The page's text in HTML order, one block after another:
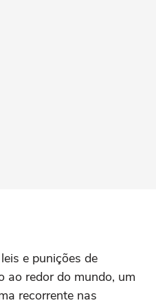
e punições de
ao redor do mundo, um
recorrente nas